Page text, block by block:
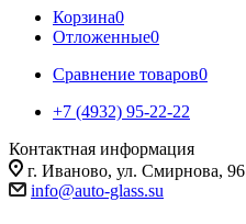
Корзина0
Отложенные0
Сравнение товаров0
+7 (4932) 95-22-22
Контактная информация
г. Иваново, ул. Смирнова, 96
info@auto-glass.su